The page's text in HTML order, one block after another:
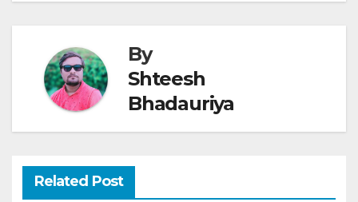
By
Shteesh
Bhadauriya
Related Post